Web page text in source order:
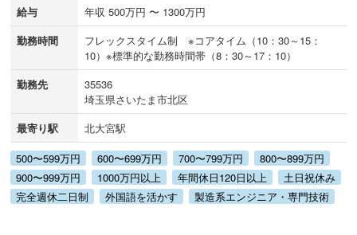
給与
年収 500万円 〜 1300万円
勤務時間
フレックスタイム制 ※コアタイム（10：30～15：
10）※標準的な勤務時間帯（8：30～17：10）
勤務先
35536
埼玉県さいたま市北区
最寄り駅
北大宮駅
500〜599万円
600〜699万円 700〜799万円
800〜899万円
900〜999万円
1000万円以上 年間休日120日以上
土日祝休み
完全週休二日制
外国語を活かす 製造系エンジニア・専門技術